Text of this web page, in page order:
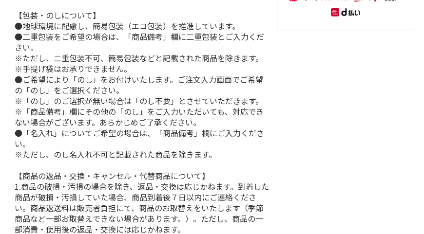
【包装・のしについて】
●地球環境に配慮し、簡易包装（エコ包装）を推進しています。
●二重包装をご希望の場合は、「商品備考」欄に二重包装とご入力くだ
さい。
※ただし、二重包装不可、簡易包装などと記載された商品を除きます。
※手提げ袋はお承りできません。
●ご希望により「のし」をお付けいたします。ご注文入力画面でご希望
の「のし」をご選択ください。
※「のし」のご選択が無い場合は「のし不要」とさせていただきます。
※「商品備考」欄にその他の「のし」をご入力いただいても、対応でき
ない場合がございます。あらかじめご了承ください。
●「名入れ」についてご希望の場合は、「商品備考」欄にご入力くださ
い。
※ただし、のし名入れ不可と記載された商品を除きます。
【商品の返品・交換・キャンセル・代替商品について】
1.商品の破損・汚損の場合を除き、返品・交換は応じかねます。到着した
商品が破損・汚損していた場合、商品到着後７日以内にご連絡くださ
い。商品返送料は販売者負担にて、商品のお取替えをいたします（季節
商品など一部お取替えできない場合があります。）。ただし、商品の一
部消費・使用後の返品・交換には応じかねます。